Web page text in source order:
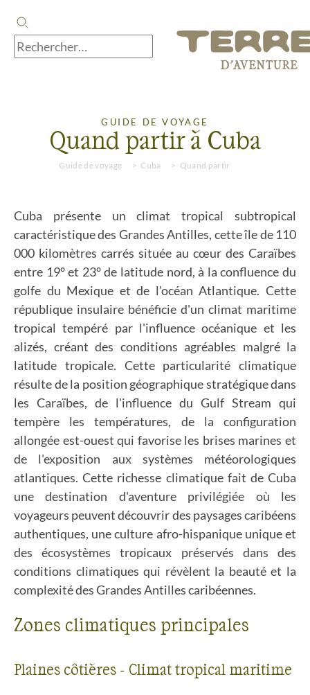
GUIDE DE VOYAGE
Quand partir à Cuba
Guide de voyage Cuba Quand partir
Cuba présente un climat tropical subtropical
caractéristique des Grandes Antilles, cette île de 110
000 kilomètres carrés située au cœur des Caraïbes
entre 19° et 23° de latitude nord, à la confluence du
golfe du Mexique et de l'océan Atlantique. Cette
république insulaire bénéficie d'un climat maritime
tropical tempéré par l'influence océanique et les
alizés, créant des conditions agréables malgré la
latitude tropicale. Cette particularité climatique
résulte de la position géographique stratégique dans
les Caraïbes, de l'influence du Gulf Stream qui
tempère les températures, de la configuration
allongée est-ouest qui favorise les brises marines et
de l'exposition aux systèmes météorologiques
atlantiques. Cette richesse climatique fait de Cuba
une destination d'aventure privilégiée où les
voyageurs peuvent découvrir des paysages caribéens
authentiques, une culture afro-hispanique unique et
des écosystèmes tropicaux préservés dans des
conditions climatiques qui révèlent la beauté et la
complexité des Grandes Antilles caribéennes.
Zones climatiques principales
Plaines côtières - Climat tropical maritime